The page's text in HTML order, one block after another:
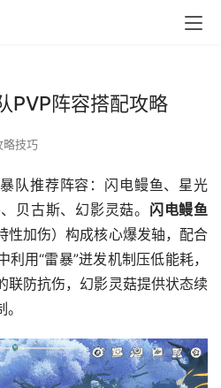
PVP阵容搭配攻略
略技巧
队推荐阵容：闪电鳗鱼、星光
贝古斯、幻影灵菇。 闪电鳗鱼
性加伤）构成核心爆发轴，配合
用“雷暴”迸发机制压低能耗，
联防抗伤，幻影灵菇提供状态续